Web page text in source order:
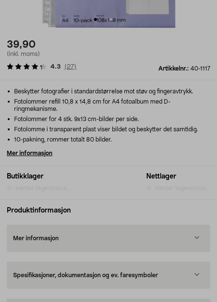
39,90
(inkl. moms)
Artikkelnr.: 40-1117
4.3 ( 27)
Butikklager Nettlager
Beskytter fotografier i standardstørrelse mot støv og fingeravtrykk.
Fotolommer refill 10,8 x 14,8 cm for A4 fotoalbum med D-
ringmekanisme.
Fotolommer for 4 stk. 9x13 cm-bilder per side.
Fotolomme i transparent plast viser bildet og beskytter det samtidig.
10-pakning, rommer totalt 80 bilder.
Mer informasjon
Produktinformasjon
Mer informasjon
Spesifikasjoner, dokumentasjon og ev. faresymboler